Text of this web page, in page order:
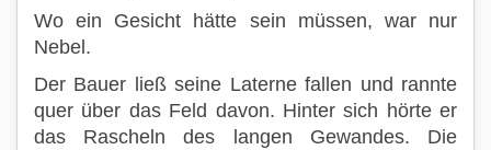
Wo ein Gesicht hätte sein müssen, war nur
Nebel.
Der Bauer ließ seine Laterne fallen und rannte
quer über das Feld davon. Hinter sich hörte er
das Rascheln des langen Gewandes. Die